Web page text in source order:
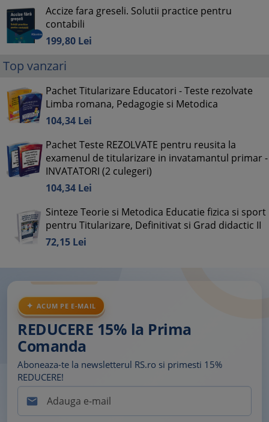
Accize fara greseli. Solutii practice pentru
contabili
199,80 Lei
Top vanzari
Pachet Titularizare Educatori - Teste rezolvate
Limba romana, Pedagogie si Metodica
104,34 Lei
Pachet Teste REZOLVATE pentru reusita la
examenul de titularizare in invatamantul primar -
INVATATORI (2 culegeri)
104,34 Lei
Sinteze Teorie si Metodica Educatie fizica si sport
pentru Titularizare, Definitivat si Grad didactic II
72,15 Lei
ACUM PE E-MAIL
REDUCERE 15% la Prima
Comanda
Aboneaza-te la newsletterul RS.ro si primesti 15%
REDUCERE!
